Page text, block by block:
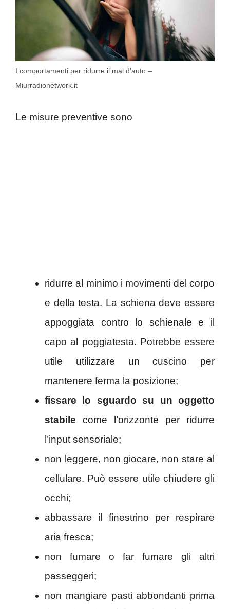
I comportamenti per ridurre il mal d’auto –
Miurradionetwork.it
Le misure preventive sono
ridurre al minimo i movimenti del corpo
e della testa. La schiena deve essere
appoggiata contro lo schienale e il
capo al poggiatesta. Potrebbe essere
utile utilizzare un cuscino per
mantenere ferma la posizione;
fissare lo sguardo su un oggetto
stabile come l’orizzonte per ridurre
l’input sensoriale;
non leggere, non giocare, non stare al
cellulare. Può essere utile chiudere gli
occhi;
abbassare il finestrino per respirare
aria fresca;
non fumare o far fumare gli altri
passeggeri;
non mangiare pasti abbondanti prima